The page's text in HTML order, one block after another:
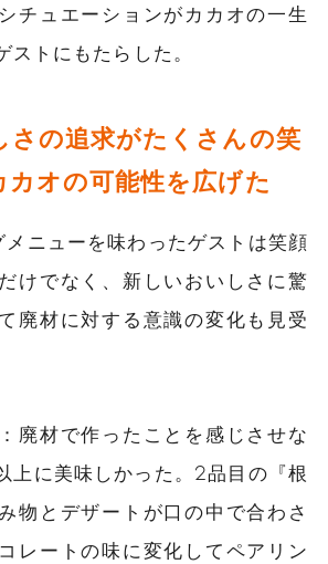
チュエーションがカカオの一生
ストにもたらした。
さの追求がたくさんの笑
カオの可能性を広げた
ニューを味わったゲストは笑顔
けでなく、新しいおいしさに驚
廃材に対する意識の変化も見受
廃材で作ったことを感じさせな
上に美味しかった。2品目の『根
物とデザートが口の中で合わさ
レートの味に変化してペアリン